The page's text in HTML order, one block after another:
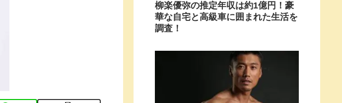
柳楽優弥の推定年収は約1億円！豪
華な自宅と高級車に囲まれた生活を
調査！